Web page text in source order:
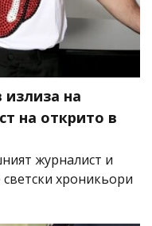
излиза на
на открито в
журналист и
хроникьори